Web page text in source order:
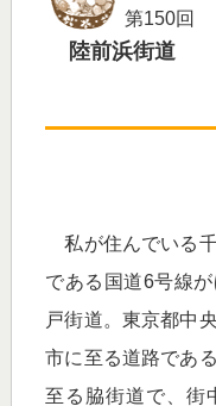
第150回
陸前浜街道
私が住んでいる
である国道6号線
戸街道。東京都中
市に至る道路であ
至る脇街道で、街